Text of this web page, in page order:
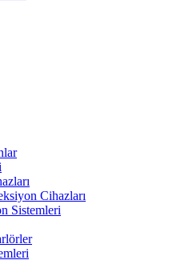
Cihazları
Sistemleri